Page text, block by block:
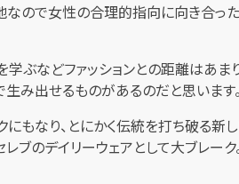
なので女性の合理的指向に向き合
などファッションとの距離はあ
み出せるものがあるのだと思います。
もなり、とにかく伝統を打ち破る
ブのデイリーウェアとして大ブレー